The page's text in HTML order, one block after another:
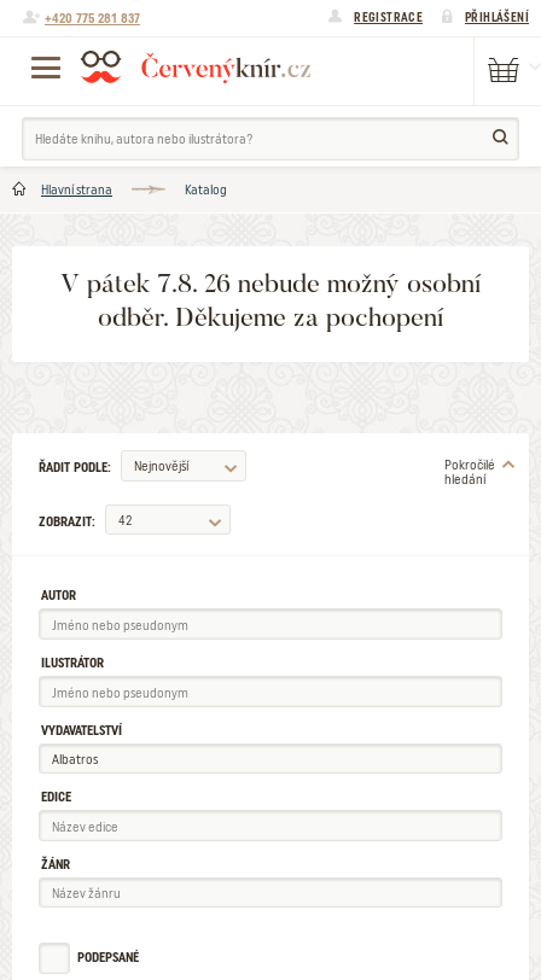
+420 775 281 837 REGISTRACE PŘIHLÁŠENÍ
Hlavní strana Katalog
V pátek 7.8. 26 nebude možný osobní
odběr. Děkujeme za pochopení
Pokročilé
hledání
ŘADIT PODLE: Nejnovější
ZOBRAZIT: 42
AUTOR
ILUSTRÁTOR
VYDAVATELSTVÍ
EDICE
ŽÁNR
PODEPSANÉ